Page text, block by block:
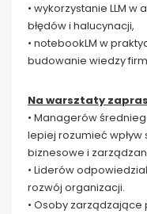
• wykorzystanie LLM
błędów i halucynacji,
• notebookLM w
budowanie wiedzy
Na warsztaty
• Managerów
lepiej rozumieć
biznesowe i
• Liderów
rozwój organizacji.
• Osoby zarządzające